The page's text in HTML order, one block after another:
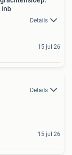
inb
Details
15 jul 26
Details
15 jul 26